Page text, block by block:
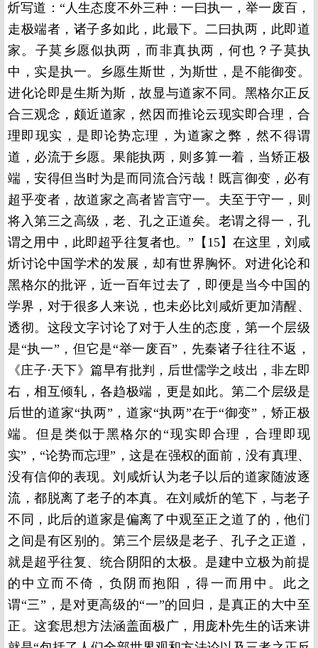
炘写道：“人生态度不外三种：一曰执一，举一废百，
走极端者，诸子多如此，此最下。二曰执两，此即道
家。子莫乡愿似执两，而非真执两，何也？子莫执
中，实是执一。乡愿生斯世，为斯世，是不能御变。
进化论即是生斯为斯，故显与道家不同。黑格尔正反
合三观念，颇近道家，然因而推论云现实即合理，合
理即现实，是即论势忘理，为道家之弊，然不得谓
道，必流于乡愿。果能执两，则多算一着，当矫正极
端，安得但当时为是而同流合污哉！既言御变，必有
超乎变者，故道家之高者皆言守一。夫至于守一，则
将入第三之高级，老、孔之正道矣。老谓之得一，孔
谓之用中，此即超乎往复者也。”【15】在这里，刘咸
炘讨论中国学术的发展，却有世界胸怀。对进化论和
黑格尔的批评，近一百年过去了，即便是当今中国的
学界，对于很多人来说，也未必比刘咸炘更加清醒、
透彻。这段文字讨论了对于人生的态度，第一个层级
是“执一”，但它是“举一废百”，先秦诸子往往不返，
《庄子·天下》篇早有批判，后世儒学之歧出，非左即
右，相互倾轧，各趋极端，更是如此。第二个层级是
后世的道家“执两”，道家“执两”在于“御变”，矫正极
端。但是类似于黑格尔的“现实即合理，合理即现
实”，“论势而忘理”，这是在强权的面前，没有真理、
没有信仰的表现。刘咸炘认为老子以后的道家随波逐
流，都脱离了老子的本真。在刘咸炘的笔下，与老子
不同，此后的道家是偏离了中观至正之道了的，他们
之间是有区别的。第三个层级是老子、孔子之正道，
就是超乎往复、统合阴阳的太极。是建中立极为前提
的中立而不倚，负阴而抱阳，得一而用中。此之
谓“三”，是对更高级的“一”的回归，是真正的大中至
正。这套思想方法涵盖面极广，用庞朴先生的话来讲